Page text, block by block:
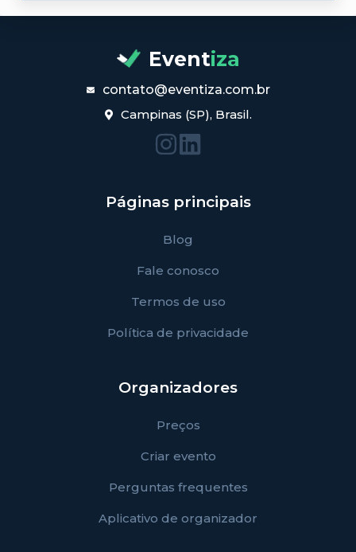
Eventiza
contato@eventiza.com.br
Campinas (SP), Brasil.
Páginas principais
Blog
Fale conosco
Termos de uso
Política de privacidade
Organizadores
Preços
Criar evento
Perguntas frequentes
Aplicativo de organizador